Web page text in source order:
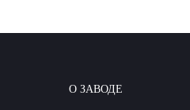
О ЗАВОДЕ